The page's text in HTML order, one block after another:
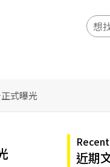
式曝光
近期